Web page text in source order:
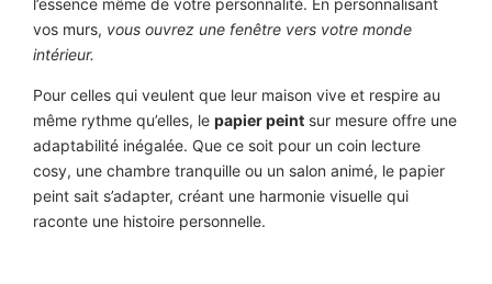
l’essence même de votre personnalité. En personnalisant
vos murs, vous ouvrez une fenêtre vers votre monde
intérieur.
Pour celles qui veulent que leur maison vive et respire au
même rythme qu’elles, le papier peint sur mesure offre une
adaptabilité inégalée. Que ce soit pour un coin lecture
cosy, une chambre tranquille ou un salon animé, le papier
peint sait s’adapter, créant une harmonie visuelle qui
raconte une histoire personnelle.